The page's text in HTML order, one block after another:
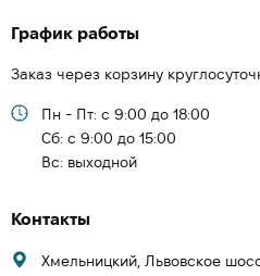
График работы
Заказ через корзину
Пн - Пт: с 9:00 до 18:00
Cб: с 9:00 до 15:00
Вс: выходной
Контакты
Хмельницкий, Львовское